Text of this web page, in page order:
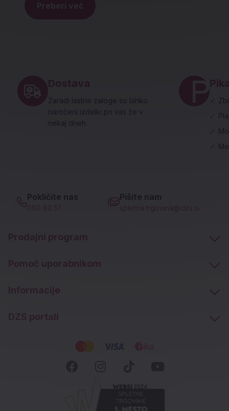
Preberi več
Dostava
Zaradi lastne zaloge so lahko
naročeni izdelki pri vas že v
nekaj dneh.
✓
✓
✓
✓
Pokličite nas
080 80 51
Pišite nam
spletna.trgovina@dzs.si
Prodajni program
Pomoč uporabnikom
Informacije
DZS portali